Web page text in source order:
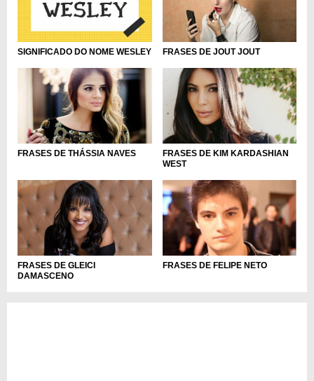
SIGNIFICADO DO NOME WESLEY FRASES DE JOUT JOUT
FRASES DE THÁSSIA NAVES
FRASES DE KIM KARDASHIAN
WEST
FRASES DE GLEICI
DAMASCENO
FRASES DE FELIPE NETO